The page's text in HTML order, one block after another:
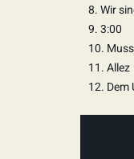
8. Wir
9. 3:00
10.
11. Allez
12. Dem